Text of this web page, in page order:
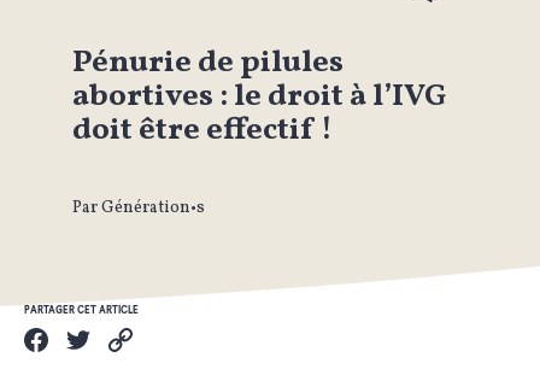
Pénurie de pilules
abortives : le droit à l’IVG
doit être effectif !
Par Génération•s
PARTAGER CET ARTICLE